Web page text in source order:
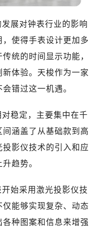
展对钟表行业的影响
使得手表设计更加多
统的时间显示功能，
体验。天梭作为一家
错过这一机遇。
稳定，主要集中在千
涵盖了从基础款到高
影仪技术的引入和应
趋势。
始采用激光投影仪技
能够实现复杂、动态
种图案和信息来增强